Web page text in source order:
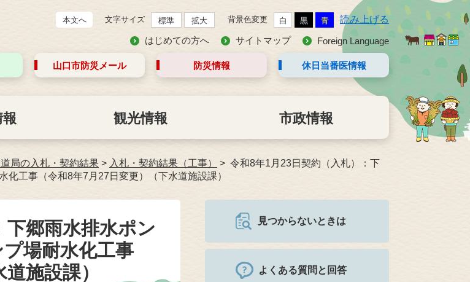
本文へ 文字サイズ 標準 拡大 背景色変更 白 黒 青 読み上げる
はじめての方へ サイトマップ Foreign Language
山口市防災 メール 防災情報 休日当番医情報
観光情報 市政情報
道局の入札・契約結果 > 入札・契約結果（工事）
令和8年1月23日契約（入札）：下
工事（令和8年7月27日変更）（下水道施設課）
郷雨水排水ポン
場耐水化工事
施設課）
見つからないときは
よくある質問と回答